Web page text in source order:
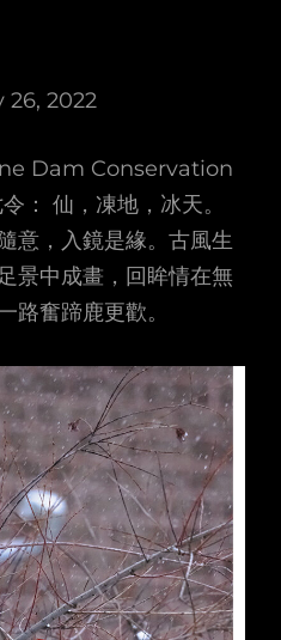
26, 2022
Dam Conservation
： 仙，凍地，冰天。
意，入鏡是緣。古風生
景中成畫，回眸情在無
路奮蹄鹿更歡。